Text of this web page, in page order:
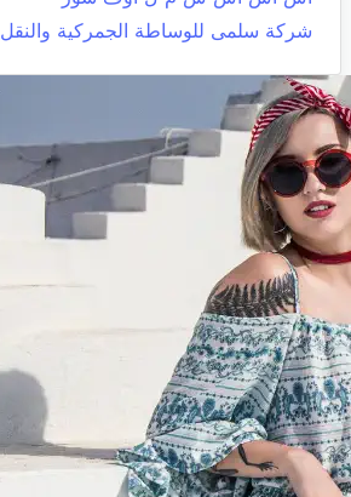
شركة سلمى للوساطة الجمركية والنقل